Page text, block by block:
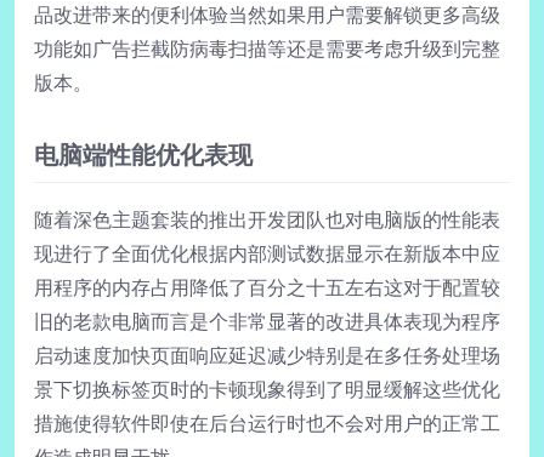
品改进带来的便利体验当然如果用户需要解锁更多高级
功能如广告拦截防病毒扫描等还是需要考虑升级到完整
版本。
电脑端性能优化表现
随着深色主题套装的推出开发团队也对电脑版的性能表
现进行了全面优化根据内部测试数据显示在新版本中应
用程序的内存占用降低了百分之十五左右这对于配置较
旧的老款电脑而言是个非常显著的改进具体表现为程序
启动速度加快页面响应延迟减少特别是在多任务处理场
景下切换标签页时的卡顿现象得到了明显缓解这些优化
措施使得软件即使在后台运行时也不会对用户的正常工